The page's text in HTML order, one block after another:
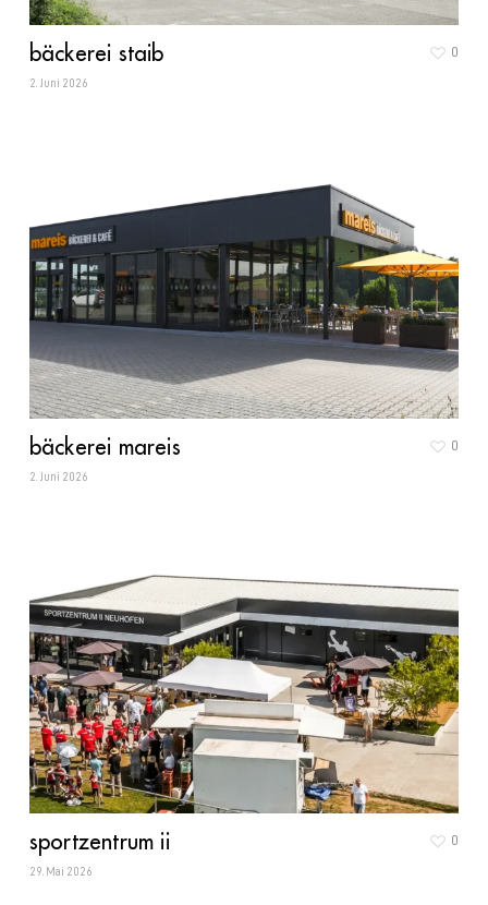
bäckerei staib
2. Juni 2026
0
bäckerei mareis
2. Juni 2026
0
sportzentrum ii
29. Mai 2026
0